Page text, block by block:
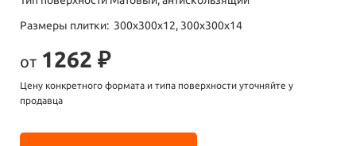
Размеры плитки: 300х300х12, 300х300х14
от 1262 ₽
Цену конкретного формата и типа поверхности уточняйте у
продавца